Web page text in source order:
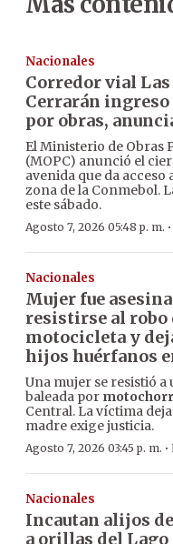
Nacionales
Corredor vial
Cerrarán ingreso
por obras,
El Ministerio de Obras
(MOPC) anunció el
avenida que da acceso
zona de la Conmebol.
este sábado.
Agosto 7, 2026 05:48 p. m. ·
Nacionales
Mujer fue
resistirse al robo
motocicleta y
hijos huérfanos
Una mujer se resistió
baleada por
Central. La víctima
madre exige justicia.
Agosto 7, 2026 03:45 p. m. ·
Nacionales
Incautan alijos
a orillas del Lago